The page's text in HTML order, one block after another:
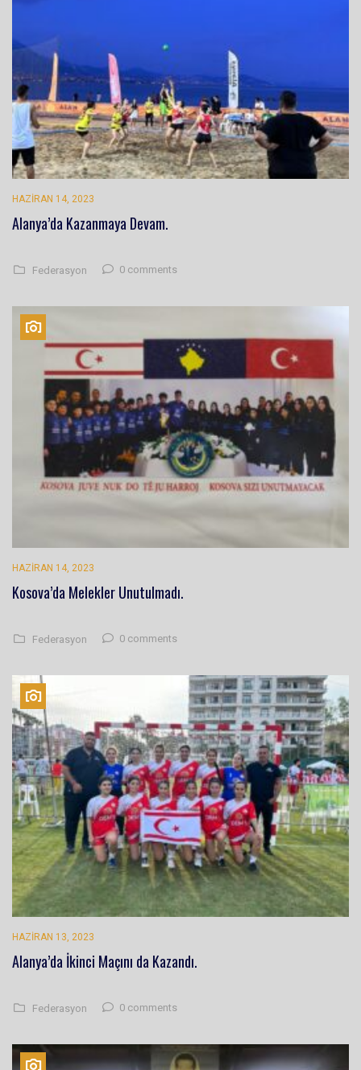
HAZIRAN 14, 2023
Alanya’da Kazanmaya Devam.
Federasyon 0 comments
HAZIRAN 14, 2023
Kosova’da Melekler Unutulmadı.
Federasyon 0 comments
HAZIRAN 13, 2023
Alanya’da İkinci Maçını da Kazandı.
Federasyon 0 comments